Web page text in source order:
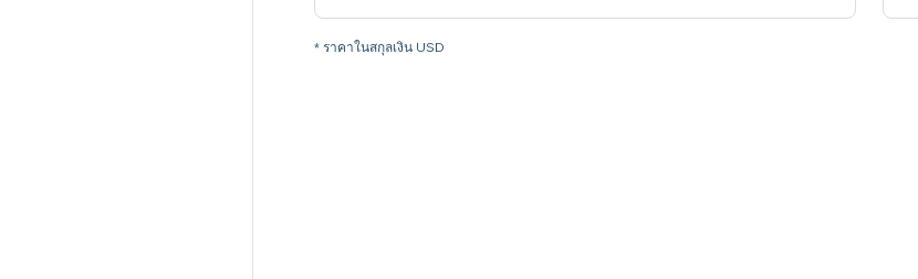
* ราคาในสกุลเงิน USD